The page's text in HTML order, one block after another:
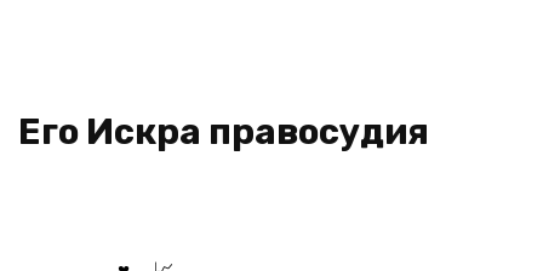
Его Искра правосудия